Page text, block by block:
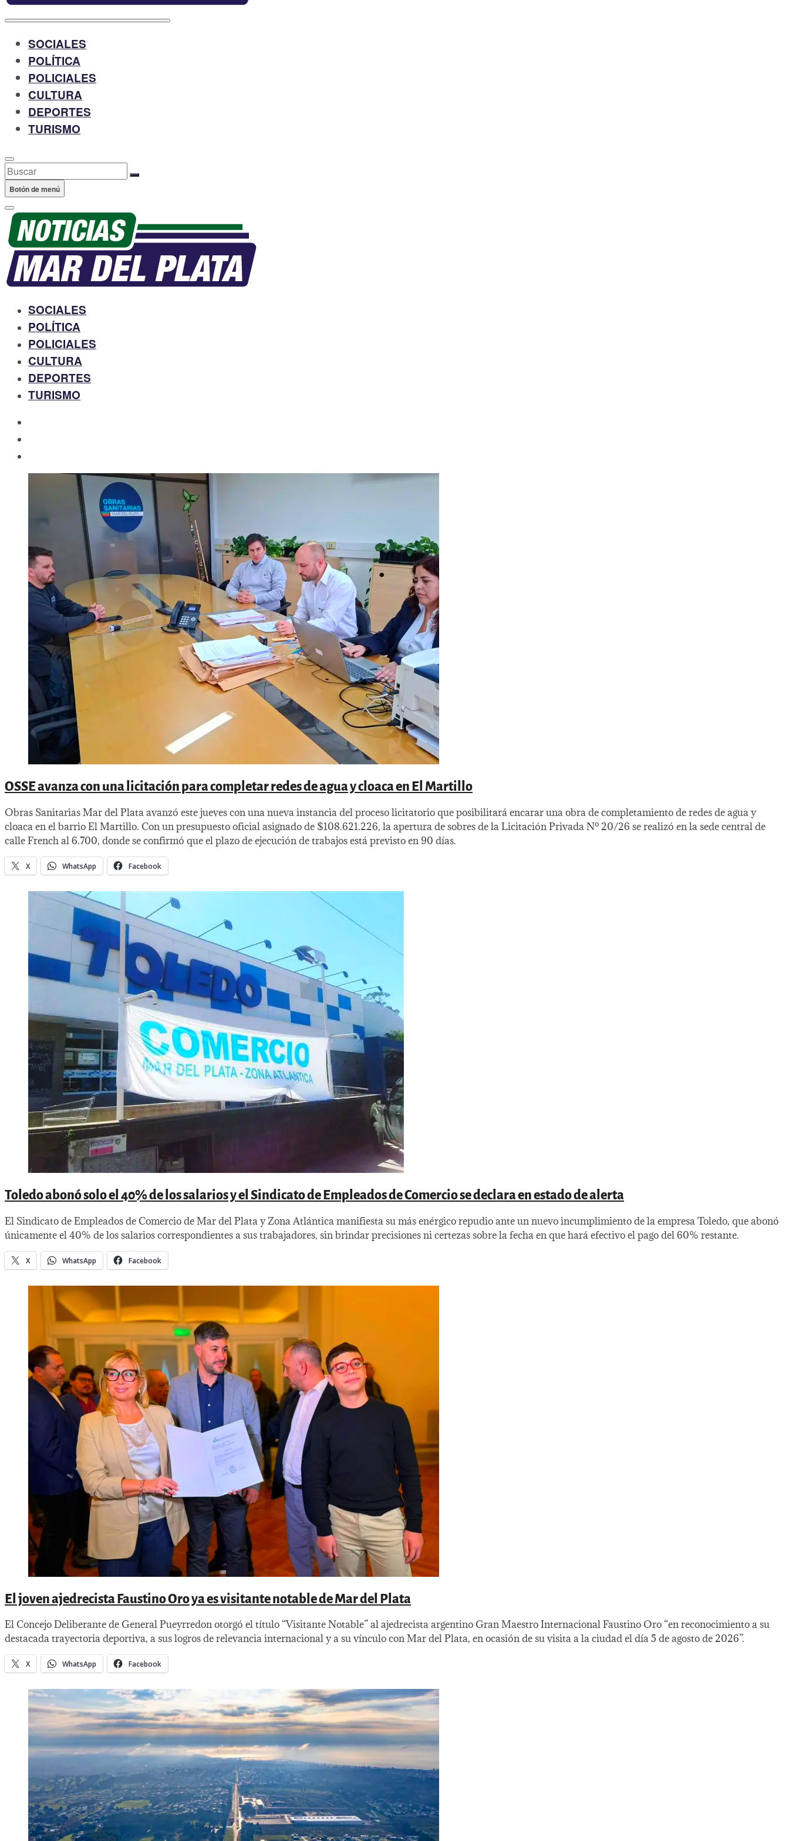
SOCIALES
POLÍTICA
POLICIALES
CULTURA
DEPORTES
TURISMO
Buscar
Botón de menú
SOCIALES
POLÍTICA
POLICIALES
CULTURA
DEPORTES
TURISMO
OSSE avanza con una licitación para completar redes de agua y cloaca en El Martillo
Obras Sanitarias Mar del Plata avanzó este jueves con una nueva instancia del proceso licitatorio que posibilitará encarar una obra de completamiento de redes de agua y
cloaca en el barrio El Martillo. Con un presupuesto oficial asignado de $108.621.226, la apertura de sobres de la Licitación Privada Nº 20/26 se realizó en la sede central de
calle French al 6.700, donde se confirmó que el plazo de ejecución de trabajos está previsto en 90 días.
X WhatsApp Facebook
Toledo abonó solo el 40% de los salarios y el Sindicato de Empleados de Comercio se declara en estado de alerta
El Sindicato de Empleados de Comercio de Mar del Plata y Zona Atlántica manifiesta su más enérgico repudio ante un nuevo incumplimiento de la empresa Toledo, que abonó
únicamente el 40% de los salarios correspondientes a sus trabajadores, sin brindar precisiones ni certezas sobre la fecha en que hará efectivo el pago del 60% restante.
X WhatsApp Facebook
El joven ajedrecista Faustino Oro ya es visitante notable de Mar del Plata
El Concejo Deliberante de General Pueyrredon otorgó el título “Visitante Notable” al ajedrecista argentino Gran Maestro Internacional Faustino Oro “en reconocimiento a su
destacada trayectoria deportiva, a sus logros de relevancia internacional y a su vínculo con Mar del Plata, en ocasión de su visita a la ciudad el día 5 de agosto de 2026”.
X WhatsApp Facebook